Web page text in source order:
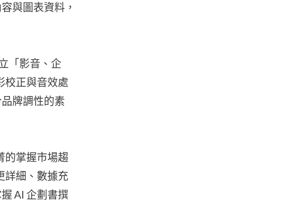
與圖表資料，
「影音、企
校正與音效處
牌調性的素
的掌握市場趨
詳細、數據充
AI 企劃書撰